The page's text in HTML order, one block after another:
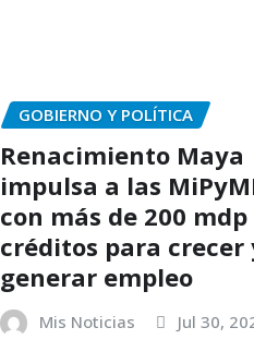
GOBIERNO Y POLÍTICA
Renacimiento Maya
impulsa a las
con más de 200 mdp
créditos para crecer
generar empleo
Mis Noticias Jul 30,